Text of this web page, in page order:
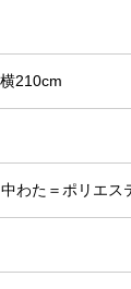
210cm
わた＝ポリエス